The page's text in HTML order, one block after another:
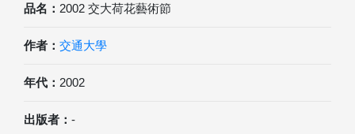
品名： 2002 交大荷花藝術節
作者： 交通大學
年代： 2002
出版者： -